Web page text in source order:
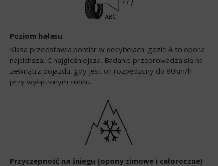
Poziom hałasu
Klasa przedstawia pomiar w decybelach, gdzie A to opona
najcichsza, C najgłośniejsza. Badanie przeprowadza się na
zewnątrz pojazdu, gdy jest on rozpędzony do 80km/h
przy wyłączonym silniku.
Przyczepność na śniegu (opony zimowe i całoroczne)